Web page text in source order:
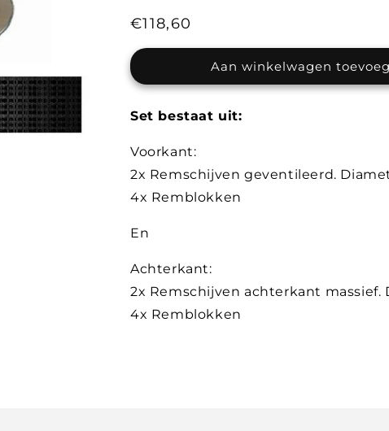
Normale
prijs
€118,60
Aan winkelwagen
Set bestaat uit:
Voorkant:
2x Remschijven geventileerd.
4x Remblokken
En
Achterkant:
2x Remschijven achterkant massief.
4x Remblokken